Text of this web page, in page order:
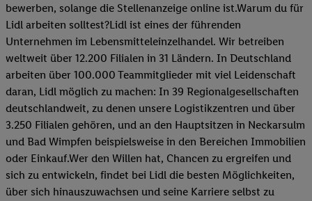
bewerben, solange die Stellenanzeige online ist.Warum du für
Lidl arbeiten solltest?Lidl ist eines der führenden
Unternehmen im Lebensmitteleinzelhandel. Wir betreiben
weltweit über 12.200 Filialen in 31 Ländern. In Deutschland
arbeiten über 100.000 Teammitglieder mit viel Leidenschaft
daran, Lidl möglich zu machen: In 39 Regionalgesellschaften
deutschlandweit, zu denen unsere Logistikzentren und über
3.250 Filialen gehören, und an den Hauptsitzen in Neckarsulm
und Bad Wimpfen beispielsweise in den Bereichen Immobilien
oder Einkauf.Wer den Willen hat, Chancen zu ergreifen und
sich zu entwickeln, findet bei Lidl die besten Möglichkeiten,
über sich hinauszuwachsen und seine Karriere selbst zu